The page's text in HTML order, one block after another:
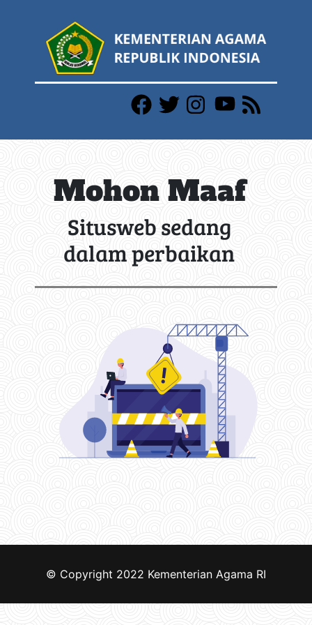
Mohon Maaf
Situsweb sedang
dalam perbaikan
© Copyright 2022 Kementerian Agama RI